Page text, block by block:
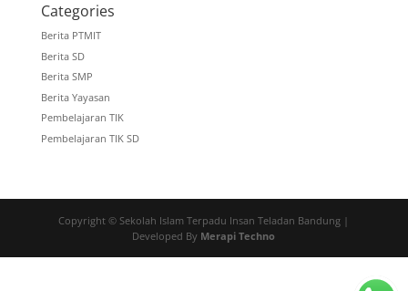
Categories
Berita PTMIT
Berita SD
Berita SMP
Berita Yayasan
Pembelajaran TIK
Pembelajaran TIK SD
Copyright © Sekolah Islam Terpadu Insan Teladan Bandung |
Developed By Merapi Techno